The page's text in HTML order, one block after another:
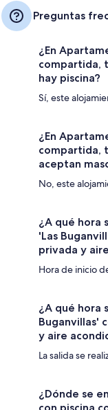
Preguntas
¿En
compartida,
hay piscina?
Sí, este
¿En
compartida,
aceptan
No, este
¿A qué hora
'Las
privada y
Hora de inicio
¿A qué hora
Buganvillas'
y aire
La salida se
¿Dónde se